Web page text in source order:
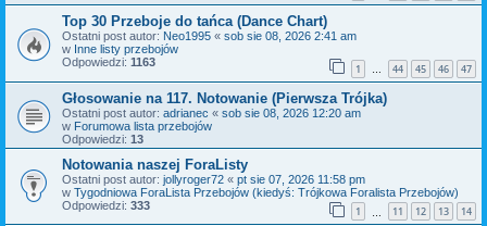
Top 30 Przeboje do tańca (Dance Chart)
Ostatni post autor: Neo1995 « sob sie 08, 2026 2:41 am
w Inne listy przebojów
Odpowiedzi: 1163 1 … 44 45 46 47
Głosowanie na 117. Notowanie (Pierwsza Trójka)
Ostatni post autor: adrianec « sob sie 08, 2026 12:20 am
w Forumowa lista przebojów
Odpowiedzi: 13
Notowania naszej ForaListy
Ostatni post autor: jollyroger72 « pt sie 07, 2026 11:58 pm
w Tygodniowa ForaLista Przebojów (kiedyś: Trójkowa Foralista Przebojów)
Odpowiedzi: 333 1 11 12 13 14